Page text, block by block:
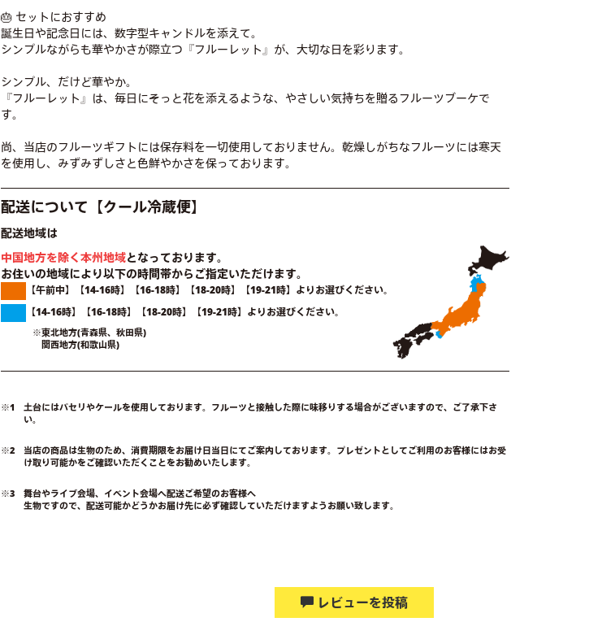
🎂 セットにおすすめ
誕生日や記念日には、数字型キャンドルを添えて。
シンプルながらも華やかさが際立つ『フルーレット』が、大切な日を彩ります。
シンプル、だけど華やか。
『フルーレット』は、毎日にそっと花を添えるような、やさしい気持ちを贈るフルーツブーケで
す。
尚、当店のフルーツギフトには保存料を一切使用しておりません。乾燥しがちなフルーツには寒天
を使用し、みずみずしさと色鮮やかさを保っております。
配送について【クール冷蔵便】
配送地域は
中国地方を除く本州地域となっております。
お住いの地域により以下の時間帯からご指定いただけます。
【午前中】【14-16時】【16-18時】【18-20時】【19-21時】よりお選びください。
【14-16時】【16-18時】【18-20時】【19-21時】よりお選びください。
※東北地方(青森県、秋田県)
関西地方(和歌山県)
※1 土台にはパセリやケールを使用しております。フルーツと接触した際に味移りする場合がございますので、ご了承下さ
い。
※2 当店の商品は生物のため、消費期限をお届け日当日にてご案内しております。プレゼントとしてご利用のお客様にはお受
け取り可能かをご確認いただくことをお勧めいたします。
※3 舞台やライブ会場、イベント会場へ配送ご希望のお客様へ
生物ですので、配送可能かどうかお届け先に必ず確認していただけますようお願い致します。
レビューを投稿